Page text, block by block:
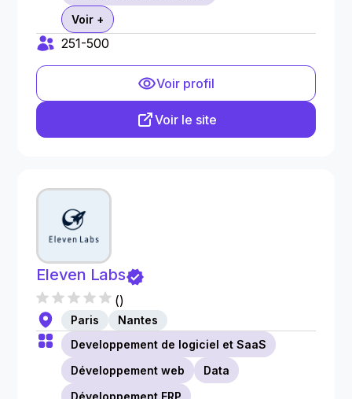
Voir +
251-500
Voir profil
Voir le site
Eleven Labs
()
Paris
Nantes
Developpement de logiciel et SaaS
Développement web
Data
Développement ERP